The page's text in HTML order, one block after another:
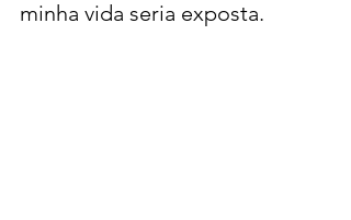
minha vida seria exposta.